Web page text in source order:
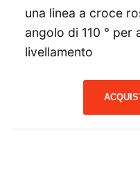
una linea a croce
angolo di 110 ° per
livellamento